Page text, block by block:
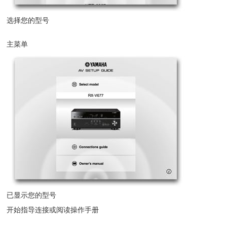
选择您的型号
主菜单
已显示您的型号
开始指导连接或阅读操作手册